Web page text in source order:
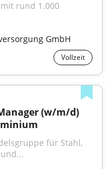
rund 1.000
GmbH
Vollzeit
(w/m/d)
für Stahl,